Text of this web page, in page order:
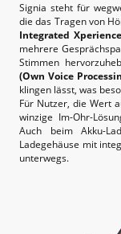
Signia steht für
die das Tragen von
Integrated
mehrere
Stimmen
(Own Voice
klingen lässt, was
Für Nutzer, die Wert
winzige Im-Ohr-
Auch beim Akku-
Ladegehäuse mit
unterwegs.